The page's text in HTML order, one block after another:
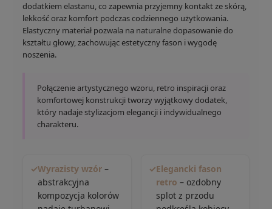
dodatkiem elastanu, co zapewnia przyjemny kontakt ze skórą,
lekkość oraz komfort podczas codziennego użytkowania.
Elastyczny materiał pozwala na naturalne dopasowanie do
kształtu głowy, zachowując estetyczny fason i wygodę
noszenia.
Połączenie artystycznego wzoru, retro inspiracji oraz
komfortowej konstrukcji tworzy wyjątkowy dodatek,
który nadaje stylizacjom elegancji i indywidualnego
charakteru.
✓Wyrazisty wzór –
abstrakcyjna
kompozycja kolorów
✓Elegancki fason
retro – ozdobny
splot z przodu